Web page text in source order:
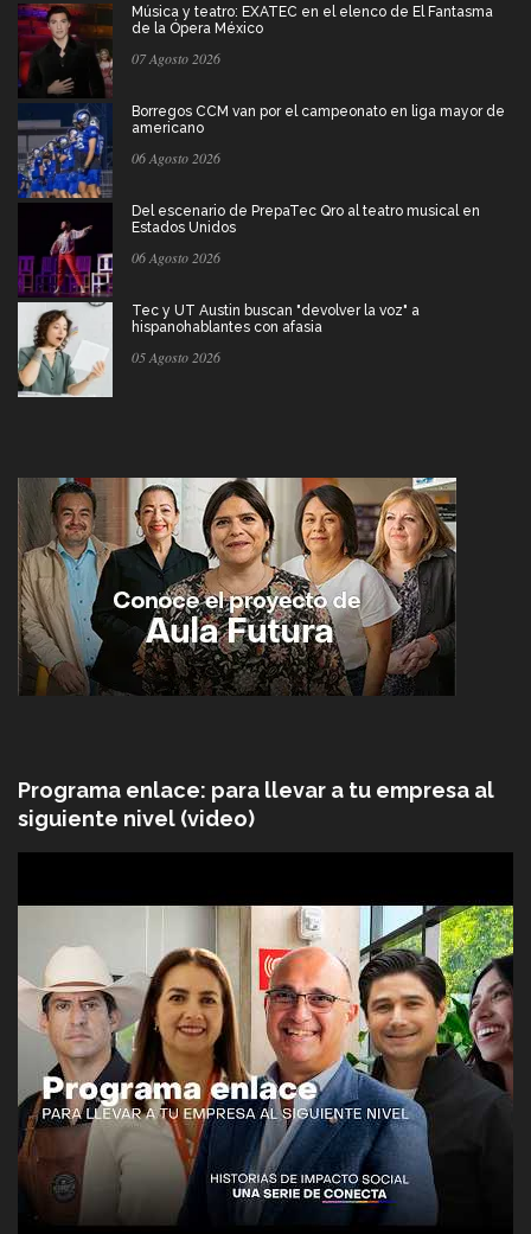
Música y teatro: EXATEC en el elenco de El Fantasma
de la Ópera México
07 Agosto 2026
Borregos CCM van por el campeonato en liga mayor de
americano
06 Agosto 2026
Del escenario de PrepaTec Qro al teatro musical en
Estados Unidos
06 Agosto 2026
Tec y UT Austin buscan "devolver la voz" a
hispanohablantes con afasia
05 Agosto 2026
Programa enlace: para llevar a tu empresa al
siguiente nivel (video)